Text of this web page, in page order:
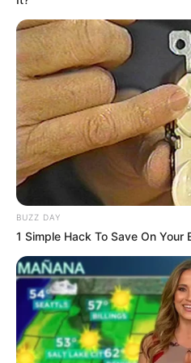
Saisonales
verwenden
Achte darauf, Gemüse
kaufen. Im Herbst
Steckrüben, im Frühling
Sommer Zucchini und
nur für Abwechslung,
Nachhaltigkeit.
Suppen auf
Eine Gemüsesuppe
einfrieren. Einfach
bei Bedarf wieder
BUZZ DAY
1 Simple Hack To Save On Your